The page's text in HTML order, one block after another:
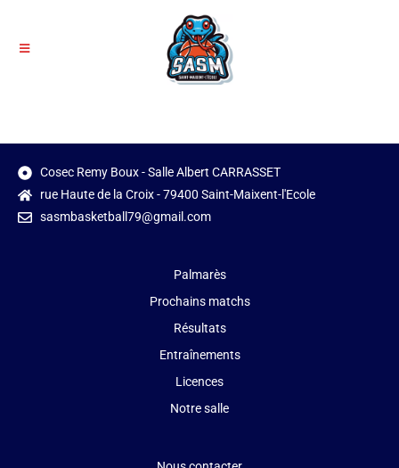
Cosec Remy Boux - Salle Albert CARRASSET
rue Haute de la Croix - 79400 Saint-Maixent-l'Ecole
sasmbasketball79@gmail.com
Palmarès
Prochains matchs
Résultats
Entraînements
Licences
Notre salle